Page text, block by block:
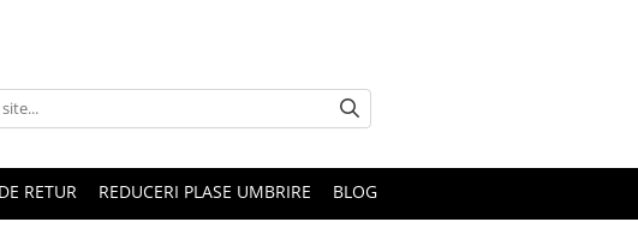
RETUR REDUCERI PLASE UMBRIRE BLOG